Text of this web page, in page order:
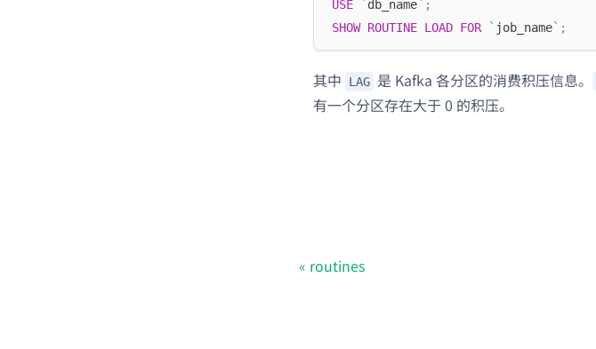
USE ` db_name` ;
SHOW ROUTINE LOAD FOR ` job_name` ;
其中 LAG 是 Kafka 各分区的消费积压信息。
有一个分区存在大于 0 的积压。
routines